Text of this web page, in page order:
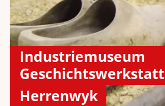
Industriemuseum
Geschichtswerkstatt
Herrenwyk